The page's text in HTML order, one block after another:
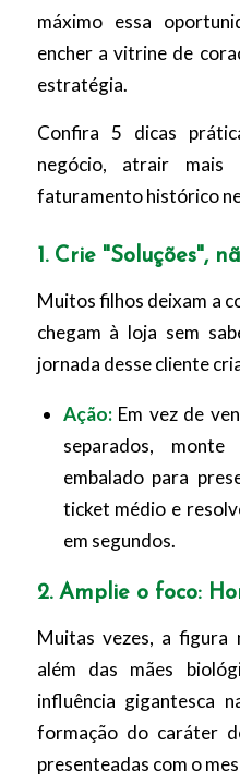
máximo essa
encher a vitrine de
estratégia.
Confira 5 dicas
negócio, atrair
faturamento histórico
1. Crie "Soluções",
Muitos filhos deixam a
chegam à loja sem
jornada desse cliente
Ação:Em vez de
separados,
embalado para
ticket médio e
em segundos.
2. Amplie o foco:
Muitas vezes, a figura
além das mães
influência gigantesca
formação do caráter
presenteadas com o